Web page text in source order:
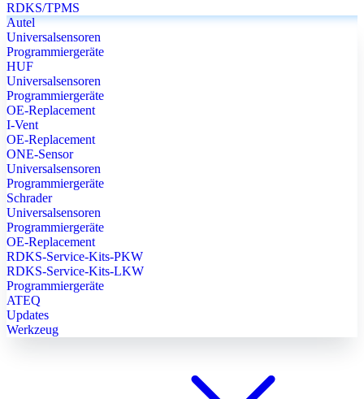
RDKS/TPMS
Autel
Universalsensoren
Programmiergeräte
HUF
Universalsensoren
Programmiergeräte
OE-Replacement
I-Vent
OE-Replacement
ONE-Sensor
Universalsensoren
Programmiergeräte
Schrader
Universalsensoren
Programmiergeräte
OE-Replacement
RDKS-Service-Kits-PKW
RDKS-Service-Kits-LKW
Programmiergeräte
ATEQ
Updates
Werkzeug